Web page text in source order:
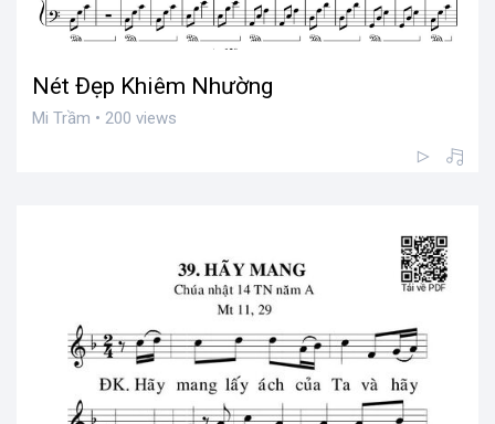
Nét Đẹp Khiêm Nhường
Mi Trầm • 200 views